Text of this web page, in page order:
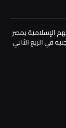
الإسلامية بمصر
18.31 مليار جنيه في الربع الثاني